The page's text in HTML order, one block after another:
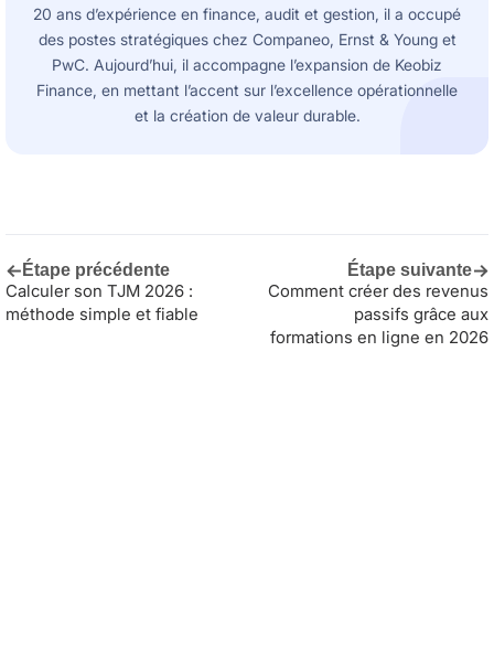
20 ans d’expérience en finance, audit et gestion, il a occupé
des postes stratégiques chez Companeo, Ernst & Young et
PwC. Aujourd’hui, il accompagne l’expansion de Keobiz
Finance, en mettant l’accent sur l’excellence opérationnelle
et la création de valeur durable.
← Étape précédente
Calculer son TJM 2026 :
méthode simple et fiable
Étape suivante→
Comment créer des revenus
passifs grâce aux
formations en ligne en 2026